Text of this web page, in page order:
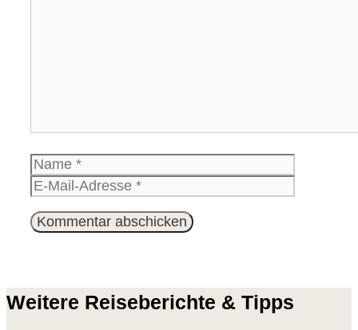
Name
Weitere Reiseberichte & Tipps